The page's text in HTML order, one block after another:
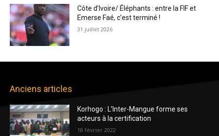
Côte d’Ivoire/ Éléphants : entre la FIF et
Emerse Faé, c’est terminé !
31 juillet 2026
Anciens articles
Korhogo : L’Inter-Mangue forme ses
acteurs à la certification
18 février 2022